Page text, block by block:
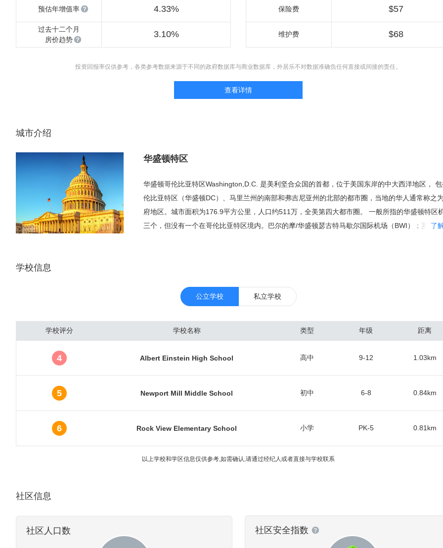
预估年增值率 4.33%
过去十二个月
房价趋势
3.10%
保险费 $57
维护费 $68
投资回报率仅供参考，各类参考数据来源于不同的政府数据库与商业数据库，外居乐不对数据准确负任何直接或间接的责任。
查看详情
城市介绍
华盛顿特区
华盛顿哥伦比亚特区Washington,D.C. 是美利坚合众国的首都，位于美国东岸的中大西洋地区，
伦比亚特区（华盛顿DC）、马里兰州的南部和弗吉尼亚州的北部的都市圈，当地的华人通常称之
府地区。城市面积为176.9平方公里，人口约511万，全美第四大都市圈。 一般所指的华盛顿特区
三个，但没有一个在哥伦比亚特区境内。巴尔的摩/华盛顿瑟古特马歇尔国际机场（BWI）；罗纳
在地，还拥有为数众多的博物馆与文化史迹。 华盛顿特区是由美国国会直接管辖的特别行政区域
于政治中心的“庇护”，美国联邦政府的运作几乎不受大经济萧条的影响，所以同美国其他地区相比
府受经济萧条的影响相对很小，也因此能一直维持着较低的失业率和较高的就业增长率。作为美国
裕、财富富高度集中的地区，该地区2015年的人均生产总值为181,185美元，冠绝全美。 华盛顿
疗，生物科技中心。美国国立卫生研究院（NIH）， 食品药品管理局（FDA），沃尔特·里德陆军
（WRAIR），国家标准技术研究所（NIST）等数十个联邦机构和超过350个生物技术公司都坐落
华盛顿特区的高等教育学府有美利坚大学（American University），乔治华盛顿大学（The
于温热带湿润气候，四季分明，冬冷夏热，代表美国大西洋岸地区内地气候，夏天炎热潮湿，7-8
度高，常见雷雨天气，春秋季节相对干燥，冬季冷凉，微潮，每年冬季平均降雪为37cm。
了
学校信息
公立学校 私立学校
学校评分 学校名称 类型 年级 距离
4 Albert Einstein High School 高中 9-12 1.03km
5 Newport Mill Middle School 初中 6-8 0.84km
6 Rock View Elementary School 小学 PK-5 0.81 km
以上学校和学区信息仅供参考,如需确认,请通过经纪人或者直接与学校联系
社区信息
社区人口数 社区安全指数